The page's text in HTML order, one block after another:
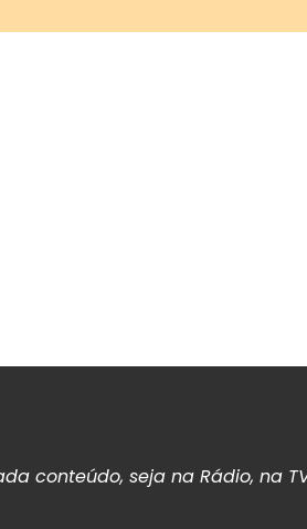
conteúdo, seja na Rádio, na